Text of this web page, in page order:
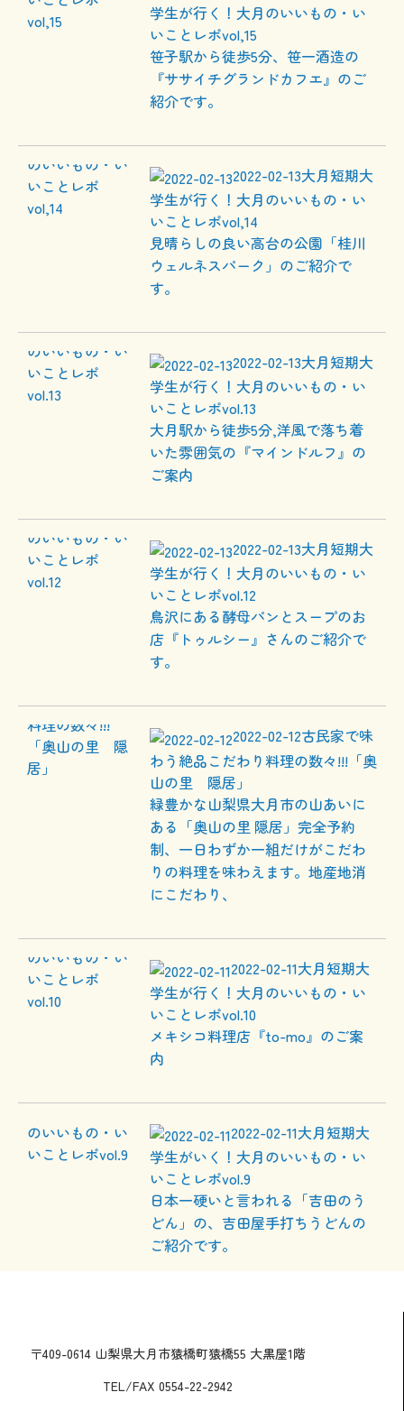
学生が行く！大月のいいもの・い
いことレポvol,15
笹子駅から徒歩5分、笹一酒造の
『ササイチグランドカフエ』のご
紹介です。
2022-02-13大月短期大
学生が行く！大月のいいもの・い
いことレポvol,14
見晴らしの良い高台の公園「桂川
ウェルネスパーク」のご紹介で
す。
2022-02-13大月短期大
学生が行く！大月のいいもの・い
いことレポvol.13
大月駅から徒歩5分,洋風で落ち着
いた雰囲気の『マインドルフ』の
ご案内
2022-02-13大月短期大
学生が行く！大月のいいもの・い
いことレポvol.12
鳥沢にある酵母パンとスープのお
店『トゥルシー』さんのご紹介で
す。
2022-02-12古民家で味
わう絶品こだわり料理の数々!!!「奥
山の里 隠居」
緑豊かな山梨県大月市の山あいに
ある「奥山の里 隠居」完全予約
制、一日わずか一組だけがこだわ
りの料理を味わえます。地産地消
にこだわり、
2022-02-11大月短期大
学生が行く！大月のいいもの・い
いことレポvol.10
メキシコ料理店『to-mo』のご案
内
2022-02-11大月短期大
学生がいく！大月のいいもの・い
いことレポvol.9
日本一硬いと言われる「吉田のう
どん」の、吉田屋手打ちうどんの
ご紹介です。
〒409-0614 山梨県大月市猿橋町猿橋55 大黒屋1階
TEL/FAX 0554-22-2942